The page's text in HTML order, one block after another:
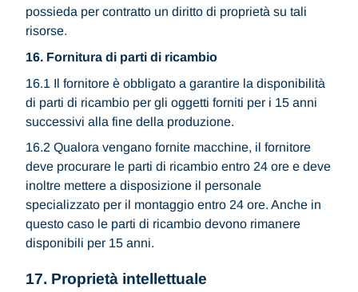
possieda per contratto un diritto di proprietà su tali
risorse.
16. Fornitura di parti di ricambio
16.1 Il fornitore è obbligato a garantire la disponibilità
di parti di ricambio per gli oggetti forniti per i 15 anni
successivi alla fine della produzione.
16.2 Qualora vengano fornite macchine, il fornitore
deve procurare le parti di ricambio entro 24 ore e deve
inoltre mettere a disposizione il personale
specializzato per il montaggio entro 24 ore. Anche in
questo caso le parti di ricambio devono rimanere
disponibili per 15 anni.
17. Proprietà intellettuale